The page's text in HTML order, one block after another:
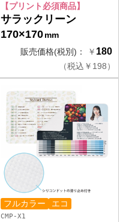
【プリント必須商品】
サラックリーン
170×170mm
販売価格(税別)：
￥ 180
（税込 ￥ 198）
フルカラー エコ
CMP-X1